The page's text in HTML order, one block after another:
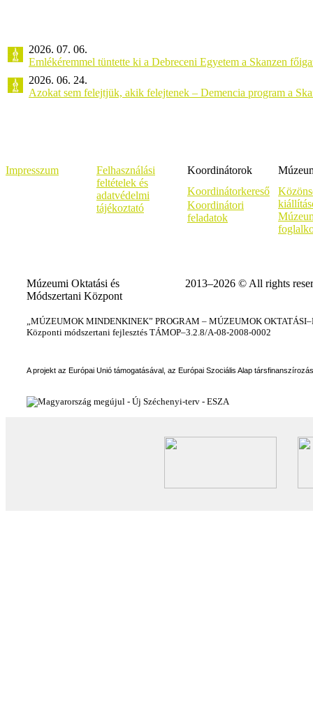
2026. 07. 06.
Emlékéremmel tüntette ki a Debreceni Egyetem a Skanzen
2026. 06. 24.
Azokat sem felejtjük, akik felejtenek – Demencia program a
Impresszum
Felhasználási
feltételek és
adatvédelmi
tájékoztató
Koordinátorok
Koordinátorkereső
Koordinátori
feladatok
Múzeumi Oktatási és
Módszertani Központ
2013–2026 © All rights
„MÚZEUMOK MINDENKINEK” PROGRAM – MÚZEUMOK
Központi módszertani fejlesztés TÁMOP–3.2.8/A-08-2008-0002
A projekt az Európai Unió támogatásával, az Európai Szociális Alap